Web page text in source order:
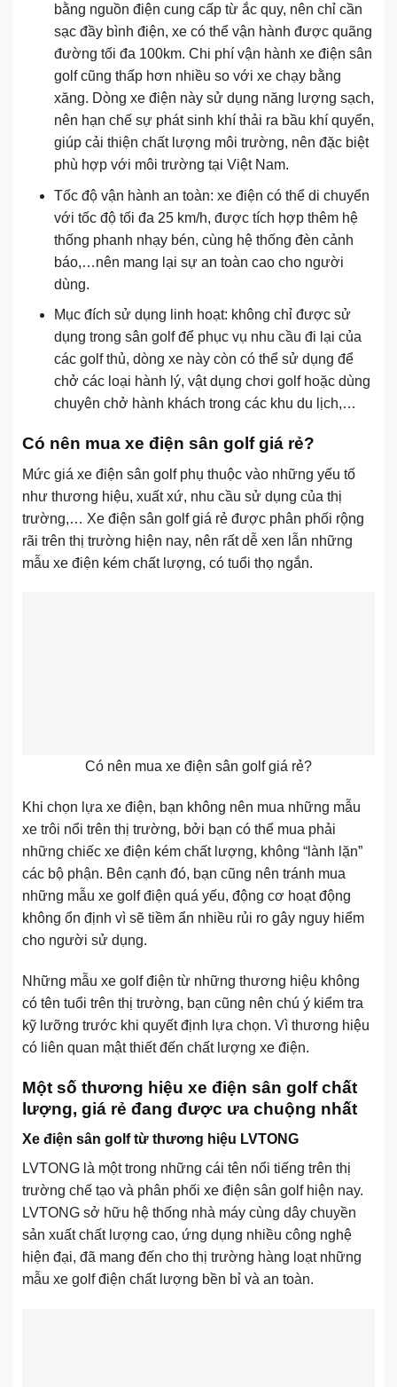
bằng nguồn điện cung cấp từ ắc quy, nên chỉ cần
sạc đầy bình điện, xe có thể vận hành được quãng
đường tối đa 100km. Chi phí vận hành xe điện sân
golf cũng thấp hơn nhiều so với xe chạy bằng
xăng. Dòng xe điện này sử dụng năng lượng sạch,
nên hạn chế sự phát sinh khí thải ra bầu khí quyển,
giúp cải thiện chất lượng môi trường, nên đặc biệt
phù hợp với môi trường tại Việt Nam.
Tốc độ vận hành an toàn: xe điện có thể di chuyển
với tốc độ tối đa 25 km/h, được tích hợp thêm hệ
thống phanh nhạy bén, cùng hệ thống đèn cảnh
báo,…nên mang lại sự an toàn cao cho người
dùng.
Mục đích sử dụng linh hoạt: không chỉ được sử
dụng trong sân golf để phục vụ nhu cầu đi lại của
các golf thủ, dòng xe này còn có thể sử dụng để
chở các loại hành lý, vật dụng chơi golf hoặc dùng
chuyên chở hành khách trong các khu du lịch,…
Có nên mua xe điện sân golf giá rẻ?
Mức giá xe điện sân golf phụ thuộc vào những yếu tố
như thương hiệu, xuất xứ, nhu cầu sử dụng của thị
trường,… Xe điện sân golf giá rẻ được phân phối rộng
rãi trên thị trường hiện nay, nên rất dễ xen lẫn những
mẫu xe điện kém chất lượng, có tuổi thọ ngắn.
Có nên mua xe điện sân golf giá rẻ?
Khi chọn lựa xe điện, bạn không nên mua những mẫu
xe trôi nổi trên thị trường, bởi bạn có thể mua phải
những chiếc xe điện kém chất lượng, không “lành lặn”
các bộ phận. Bên cạnh đó, bạn cũng nên tránh mua
những mẫu xe golf điện quá yếu, động cơ hoạt động
không ổn định vì sẽ tiềm ẩn nhiều rủi ro gây nguy hiểm
cho người sử dụng.
Những mẫu xe golf điện từ những thương hiệu không
có tên tuổi trên thị trường, bạn cũng nên chú ý kiểm tra
kỹ lưỡng trước khi quyết định lựa chọn. Vì thương hiệu
có liên quan mật thiết đến chất lượng xe điện.
Một số thương hiệu xe điện sân golf chất
lượng, giá rẻ đang được ưa chuộng nhất
Xe điện sân golf từ thương hiệu LVTONG
LVTONG là một trong những cái tên nổi tiếng trên thị
trường chế tạo và phân phối xe điện sân golf hiện nay.
LVTONG sở hữu hệ thống nhà máy cùng dây chuyền
sản xuất chất lượng cao, ứng dụng nhiều công nghệ
hiện đại, đã mang đến cho thị trường hàng loạt những
mẫu xe golf điện chất lượng bền bỉ và an toàn.